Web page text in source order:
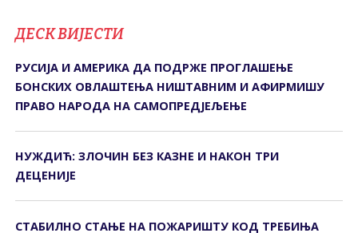
ДЕСК ВИЈЕСТИ
РУСИЈА И АМЕРИКА ДА ПОДРЖЕ ПРОГЛАШЕЊЕ
БОНСКИХ ОВЛАШТЕЊА НИШТАВНИМ И АФИРМИШУ
ПРАВО НАРОДА НА САМОПРЕДЈЕЉЕЊЕ
НУЖДИЋ: ЗЛОЧИН БЕЗ КАЗНЕ И НАКОН ТРИ
ДЕЦЕНИЈЕ
СТАБИЛНО СТАЊЕ НА ПОЖАРИШТУ КОД ТРЕБИЊА